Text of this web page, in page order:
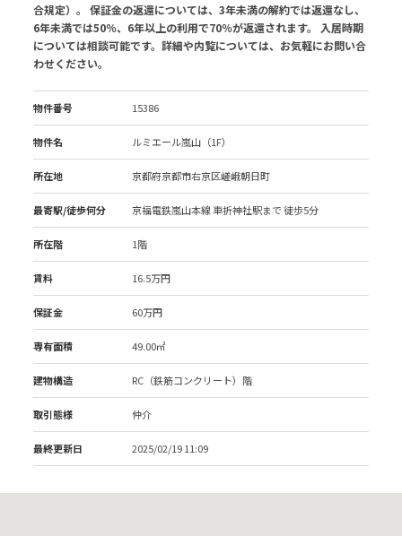
合規定）。 保証金の返還については、3年未満の解約では返還なし、
6年未満では50％、6年以上の利用で70％が返還されます。 入居時期
については相談可能です。詳細や内覧については、お気軽にお問い合
わせください。
物件番号 15386
物件名 ルミエール嵐山（1F）
所在地 京都府京都市右京区嵯峨朝日町
最寄駅/徒歩何分 京福電鉄嵐山本線 車折神社駅まで 徒歩5分
所在階 1階
賃料 16.5万円
保証金 60万円
専有面積 49.00㎡
建物構造 RC（鉄筋コンクリート）階
取引態様 仲介
最終更新日 2025/02/19 11:09